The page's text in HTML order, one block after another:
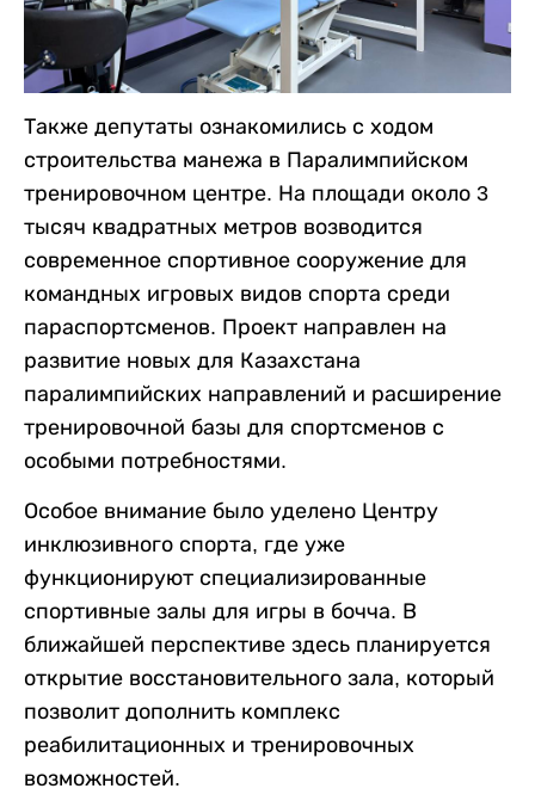
Также депутаты ознакомились с ходом
строительства манежа в Паралимпийском
тренировочном центре. На площади около 3
тысяч квадратных метров возводится
современное спортивное сооружение для
командных игровых видов спорта среди
параспортсменов. Проект направлен на
развитие новых для Казахстана
паралимпийских направлений и расширение
тренировочной базы для спортсменов с
особыми потребностями.
Особое внимание было уделено Центру
инклюзивного спорта, где уже
функционируют специализированные
спортивные залы для игры в бочча. В
ближайшей перспективе здесь планируется
открытие восстановительного зала, который
позволит дополнить комплекс
реабилитационных и тренировочных
возможностей.